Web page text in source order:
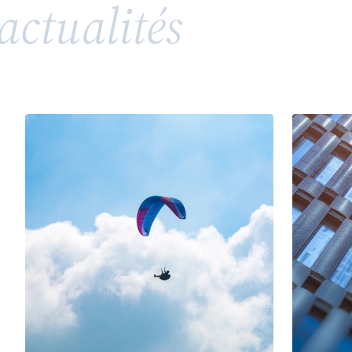
répandue, soulève toutefois des enjeux juridiques
complexes en matière de propriété intellectuelle
même famille, l’utilisation d’un patronyme comme